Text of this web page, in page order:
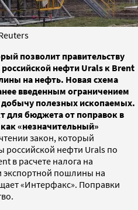
позволит правительству
нефти Urals к Brent
на нефть. Новая схема
введенным ограничением
добычу полезных ископаемых.
для бюджета от поправок в
«незначительный»
закон, который
российской нефти Urals по
в расчете налога на
пошлины на
«Интерфакс». Поправки